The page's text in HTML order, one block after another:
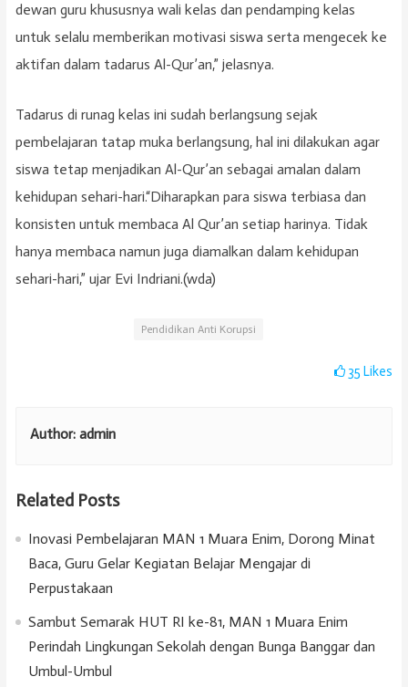
dewan guru khususnya wali kelas dan pendamping kelas
untuk selalu memberikan motivasi siswa serta mengecek ke
aktifan dalam tadarus Al-Qur’an,” jelasnya.
Tadarus di runag kelas ini sudah berlangsung sejak
pembelajaran tatap muka berlangsung, hal ini dilakukan agar
siswa tetap menjadikan Al-Qur’an sebagai amalan dalam
kehidupan sehari-hari.“Diharapkan para siswa terbiasa dan
konsisten untuk membaca Al Qur’an setiap harinya. Tidak
hanya membaca namun juga diamalkan dalam kehidupan
sehari-hari,” ujar Evi Indriani.(wda)
Pendidikan Anti Korupsi
35Likes
Author: admin
Related Posts
Inovasi Pembelajaran MAN 1 Muara Enim, Dorong Minat
Baca, Guru Gelar Kegiatan Belajar Mengajar di
Perpustakaan
Sambut Semarak HUT RI ke-81, MAN 1 Muara Enim
Perindah Lingkungan Sekolah dengan Bunga Banggar dan
Umbul-Umbul